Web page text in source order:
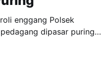
enggang Polsek
dipasar puring
kamtibmas disekitar